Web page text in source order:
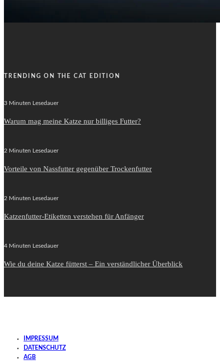
TRENDING ON THE CAT EDITION
3 Minuten Lesedauer
Warum mag meine Katze nur billiges Futter?
2 Minuten Lesedauer
Vorteile von Nassfutter gegenüber Trockenfutter
2 Minuten Lesedauer
Katzenfutter-Etiketten verstehen für Anfänger
4 Minuten Lesedauer
Wie du deine Katze fütterst – Ein verständlicher Überblick
IMPRESSUM
DATENSCHUTZ
AGB